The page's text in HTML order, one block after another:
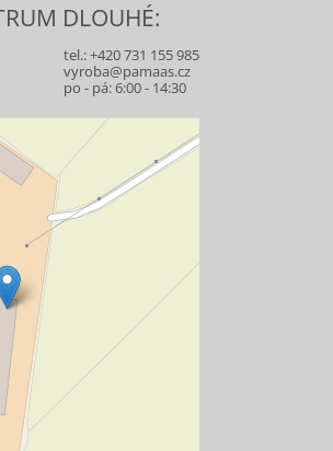
DLOUHÉ:
tel.:+420 731 155 985
vyroba@pamaas.cz
po - pá: 6:00 - 14:30